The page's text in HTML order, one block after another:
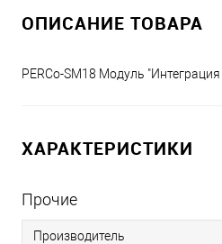
ОПИСАНИЕ ТОВАРА
PERCo-SM18 Модуль
ХАРАКТЕРИСТИКИ
Прочие
Производитель